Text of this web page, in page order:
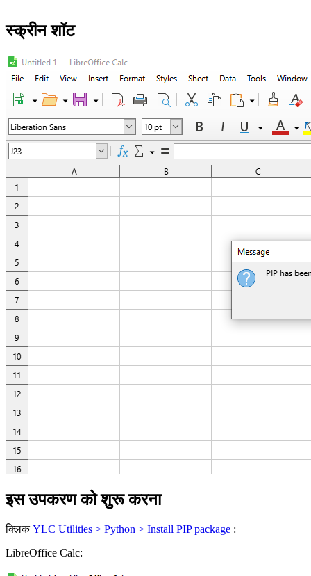
स्क्रीन शॉट
इस उपकरण को शुरू करना
क्लिकYLC Utilities > Python > Install PIP package :
LibreOffice Calc: